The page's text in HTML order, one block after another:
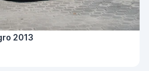
2013